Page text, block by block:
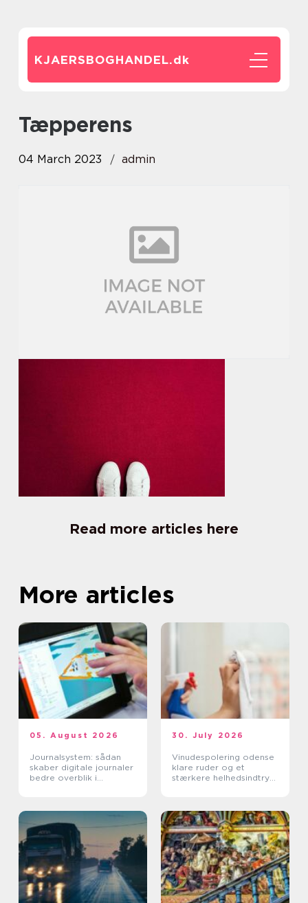
KJAERSBOGHANDEL.dk
tæpperens
04 March 2023 admin
Read more articles here
More articles
05. August 2026
Journalsystem: sådan
skaber digitale journaler
bedre overblik i
30. July 2026
Vinudespolering odense
klare ruder og et
stærkere helhedsindtryk